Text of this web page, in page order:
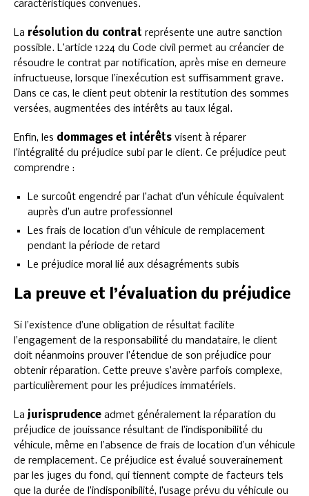
caractéristiques convenues.
La résolution du contrat représente une autre sanction
possible. L’article 1224 du Code civil permet au créancier de
résoudre le contrat par notification, après mise en demeure
infructueuse, lorsque l’inexécution est suffisamment grave.
Dans ce cas, le client peut obtenir la restitution des sommes
versées, augmentées des intérêts au taux légal.
Enfin, les dommages et intérêts visent à réparer
l’intégralité du préjudice subi par le client. Ce préjudice peut
comprendre :
Le surcoût engendré par l’achat d’un véhicule équivalent
auprès d’un autre professionnel
Les frais de location d’un véhicule de remplacement
pendant la période de retard
Le préjudice moral lié aux désagréments subis
La preuve et l’évaluation du préjudice
Si l’existence d’une obligation de résultat facilite
l’engagement de la responsabilité du mandataire, le client
doit néanmoins prouver l’étendue de son préjudice pour
obtenir réparation. Cette preuve s’avère parfois complexe,
particulièrement pour les préjudices immatériels.
La jurisprudence admet généralement la réparation du
préjudice de jouissance résultant de l’indisponibilité du
véhicule, même en l’absence de frais de location d’un véhicule
de remplacement. Ce préjudice est évalué souverainement
par les juges du fond, qui tiennent compte de facteurs tels
que la durée de l’indisponibilité, l’usage prévu du véhicule ou